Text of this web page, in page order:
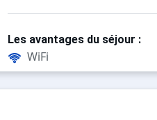
Les avantages du séjour :
WiFi